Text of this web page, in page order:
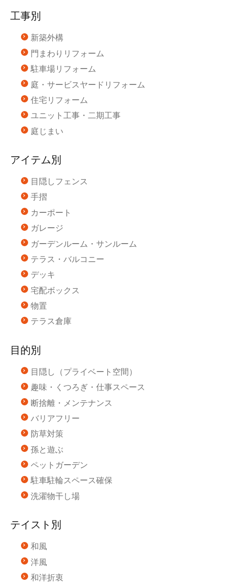
工事別
新築外構
門まわりリフォーム
駐車場リフォーム
庭・サービスヤードリフォーム
住宅リフォーム
ユニット工事・二期工事
庭じまい
アイテム別
目隠しフェンス
手摺
カーポート
ガレージ
ガーデンルーム・サンルーム
テラス・バルコニー
デッキ
宅配ボックス
物置
テラス倉庫
目的別
目隠し（プライベート空間）
趣味・くつろぎ・仕事スペース
断捨離・メンテナンス
バリアフリー
防草対策
孫と遊ぶ
ペットガーデン
駐車駐輪スペース確保
洗濯物干し場
テイスト別
和風
洋風
和洋折衷